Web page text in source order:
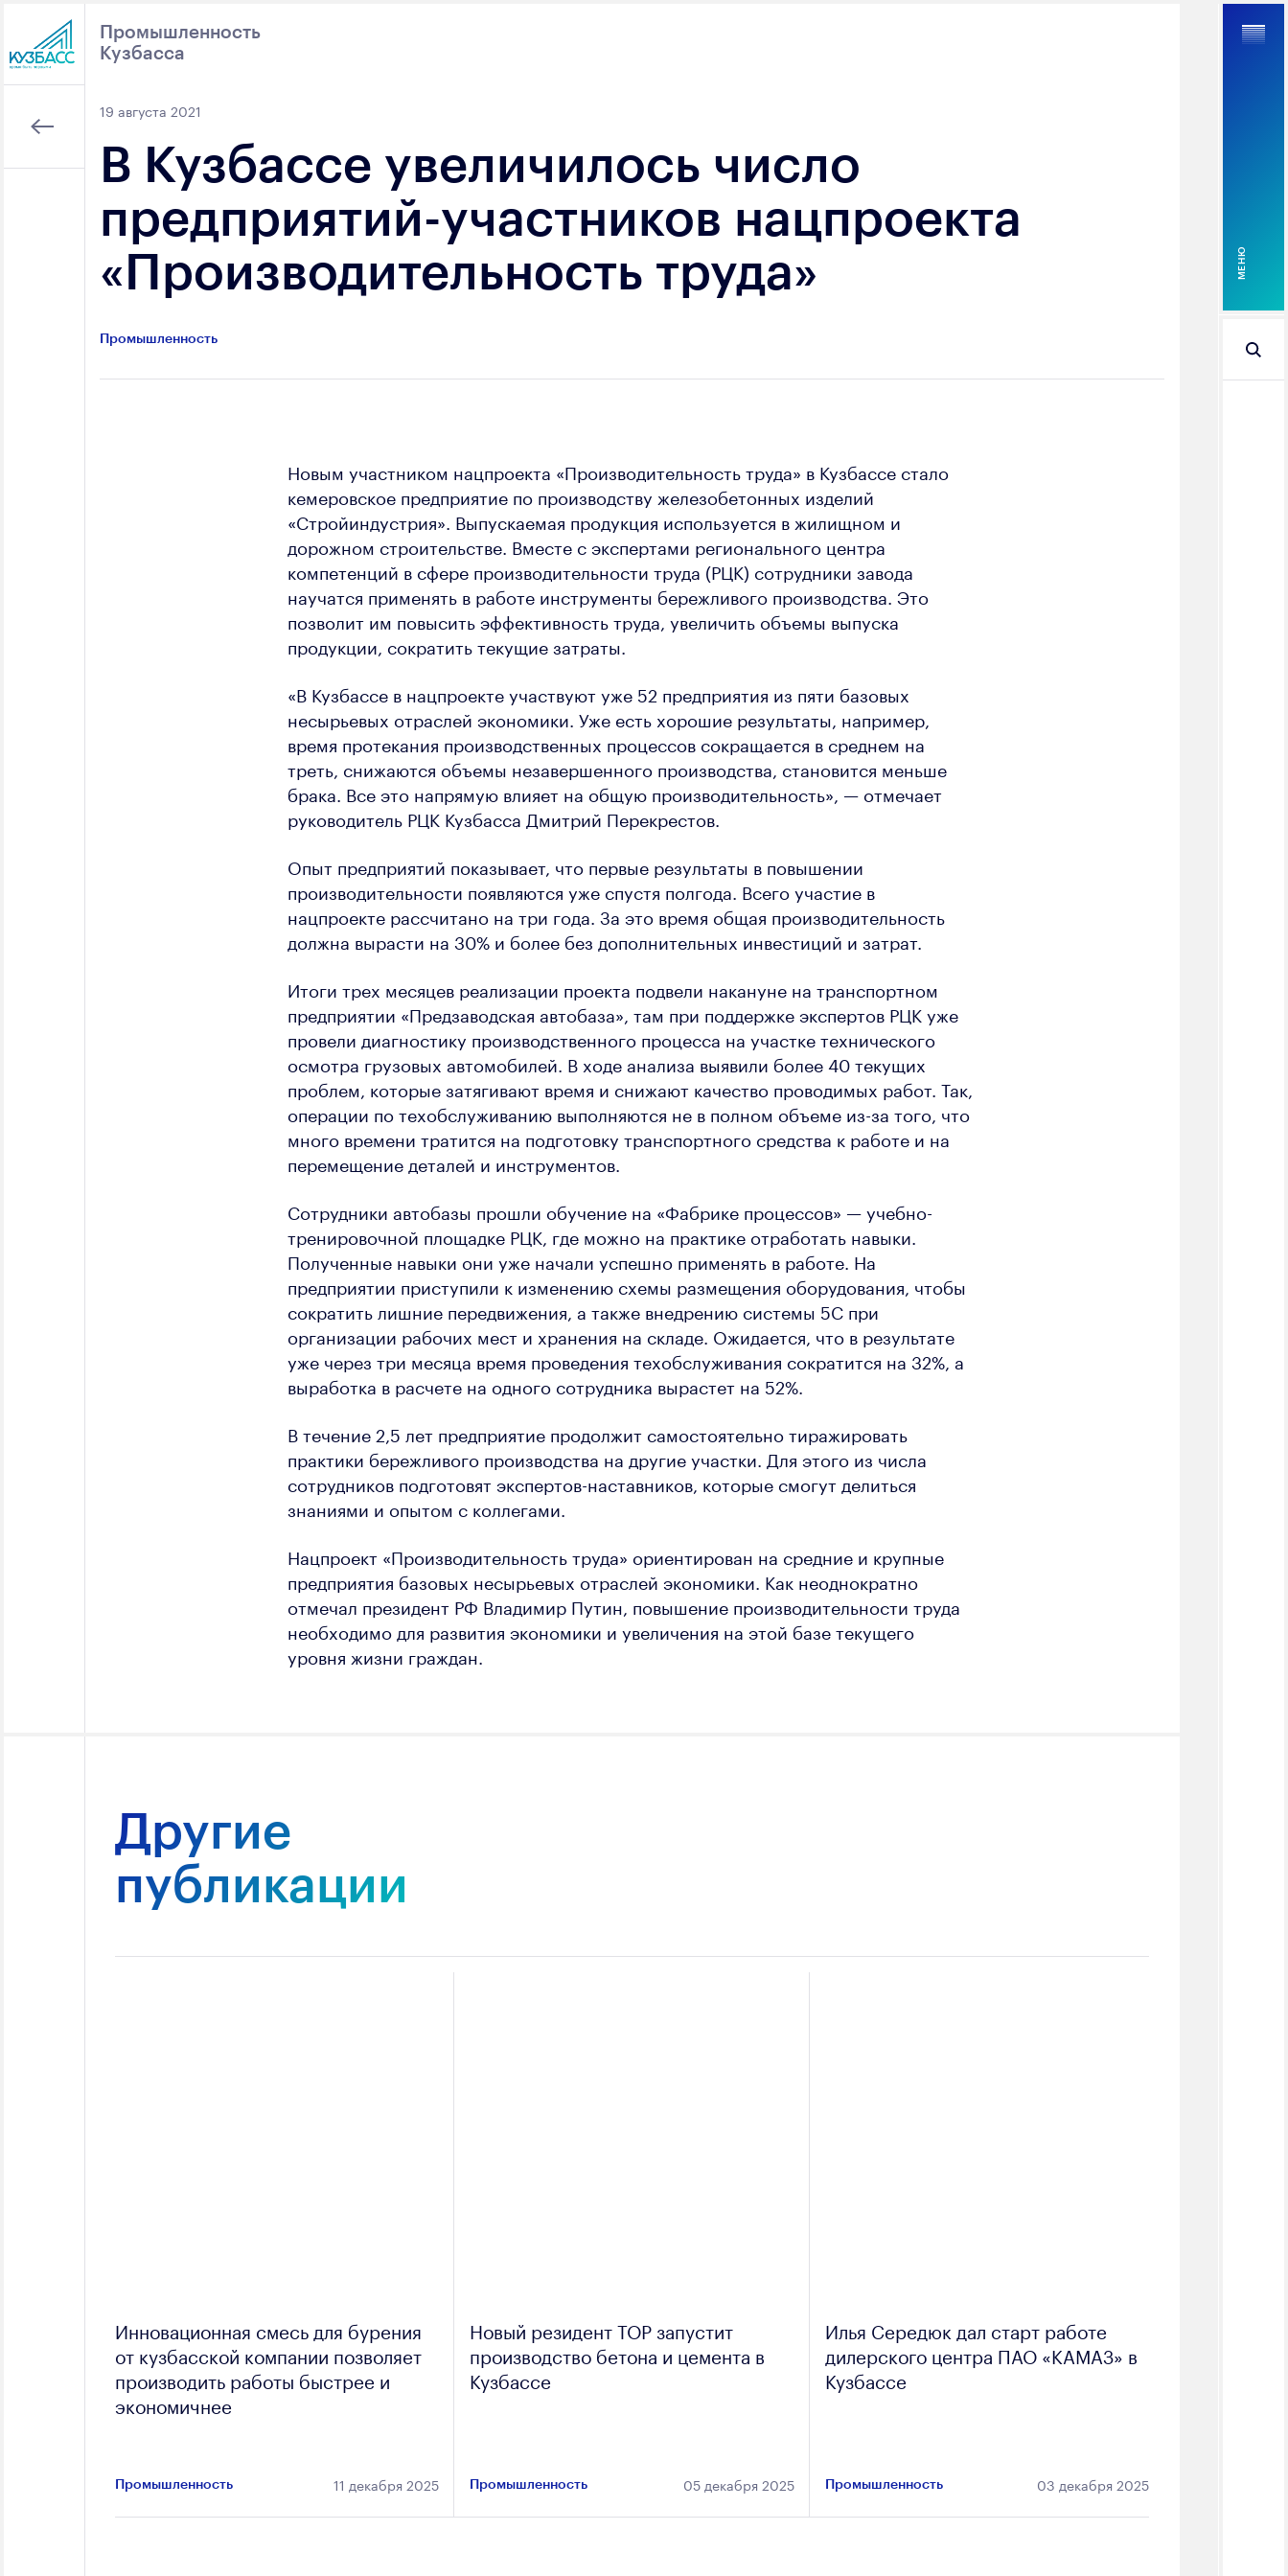
Промышленность
Кузбасса
MEНЮ
19 августа 2021
В Кузбассе увеличилось число
предприятий-участников нацпроекта
«Производительность труда»
Промышленность
Новым участником нацпроекта «Производительность труда» в Кузбассе стало
кемеровское предприятие по производству железобетонных изделий
«Стройиндустрия». Выпускаемая продукция используется в жилищном и
дорожном строительстве. Вместе с экспертами регионального центра
компетенций в сфере производительности труда (РЦК) сотрудники завода
научатся применять в работе инструменты бережливого производства. Это
позволит им повысить эффективность труда, увеличить объемы выпуска
продукции, сократить текущие затраты.
«В Кузбассе в нацпроекте участвуют уже 52 предприятия из пяти базовых
несырьевых отраслей экономики. Уже есть хорошие результаты, например,
время протекания производственных процессов сокращается в среднем на
треть, снижаются объемы незавершенного производства, становится меньше
брака. Все это напрямую влияет на общую производительность», — отмечает
руководитель РЦК Кузбасса Дмитрий Перекрестов.
Опыт предприятий показывает, что первые результаты в повышении
производительности появляются уже спустя полгода. Всего участие в
нацпроекте рассчитано на три года. За это время общая производительность
должна вырасти на 30% и более без дополнительных инвестиций и затрат.
Итоги трех месяцев реализации проекта подвели накануне на транспортном
предприятии «Предзаводская автобаза», там при поддержке экспертов РЦК уже
провели диагностику производственного процесса на участке технического
осмотра грузовых автомобилей. В ходе анализа выявили более 40 текущих
проблем, которые затягивают время и снижают качество проводимых работ. Так,
операции по техобслуживанию выполняются не в полном объеме из-за того, что
много времени тратится на подготовку транспортного средства к работе и на
перемещение деталей и инструментов.
Сотрудники автобазы прошли обучение на «Фабрике процессов» — учебно-
тренировочной площадке РЦК, где можно на практике отработать навыки.
Полученные навыки они уже начали успешно применять в работе. На
предприятии приступили к изменению схемы размещения оборудования, чтобы
сократить лишние передвижения, а также внедрению системы 5C при
организации рабочих мест и хранения на складе. Ожидается, что в результате
уже через три месяца время проведения техобслуживания сократится на 32%, а
выработка в расчете на одного сотрудника вырастет на 52%.
В течение 2,5 лет предприятие продолжит самостоятельно тиражировать
практики бережливого производства на другие участки. Для этого из числа
сотрудников подготовят экспертов-наставников, которые смогут делиться
знаниями и опытом с коллегами.
Нацпроект «Производительность труда» ориентирован на средние и крупные
предприятия базовых несырьевых отраслей экономики. Как неоднократно
отмечал президент РФ Владимир Путин, повышение производительности труда
необходимо для развития экономики и увеличения на этой базе текущего
уровня жизни граждан.
Другие
публикации
Инновационная смесь для бурения
от кузбасской компании позволяет
производить работы быстрее и
экономичнее
Промышленность 11 декабря 2025
Новый резидент ТОР запустит
производство бетона и цемента в
Кузбассе
Промышленность 05 декабря 2025
Илья Середюк дал старт работе
дилерского центра ПАО «КАМАЗ» в
Кузбассе
Промышленность 03 декабря 2025